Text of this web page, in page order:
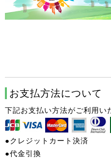
お支払方法について
下記お支払い方法がご利用い
●クレジットカート決済
●代金引換